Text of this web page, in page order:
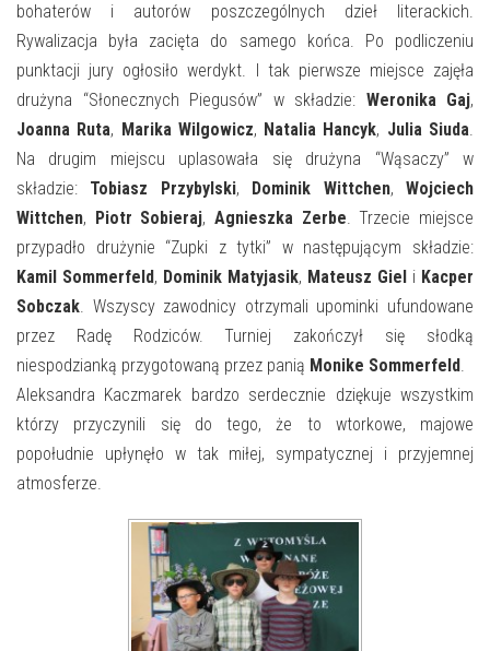
bohaterów i autorów poszczególnych dzieł literackich.
Rywalizacja była zacięta do samego końca. Po podliczeniu
punktacji jury ogłosiło werdykt. I tak pierwsze miejsce zajęła
drużyna “Słonecznych Piegusów” w składzie: Weronika Gaj,
Joanna Ruta, Marika Wilgowicz, Natalia Hancyk, Julia Siuda.
Na drugim miejscu uplasowała się drużyna “Wąsaczy” w
składzie: Tobiasz Przybylski, Dominik Wittchen,Wojciech
Wittchen, Piotr Sobieraj,Agnieszka Zerbe. Trzecie miejsce
przypadło drużynie “Zupki z tytki” w następującym składzie:
Kamil Sommerfeld, Dominik Matyjasik, Mateusz Giel i Kacper
Sobczak. Wszyscy zawodnicy otrzymali upominki ufundowane
przez Radę Rodziców. Turniej zakończył się słodką
niespodzianką przygotowaną przez panią Monike Sommerfeld.
Aleksandra Kaczmarek bardzo serdecznie dziękuje wszystkim
którzy przyczynili się do tego, że to wtorkowe, majowe
popołudnie upłynęło w tak miłej, sympatycznej i przyjemnej
atmosferze.